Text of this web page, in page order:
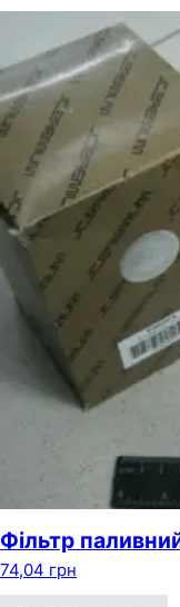
Фільтр
74,04 грн